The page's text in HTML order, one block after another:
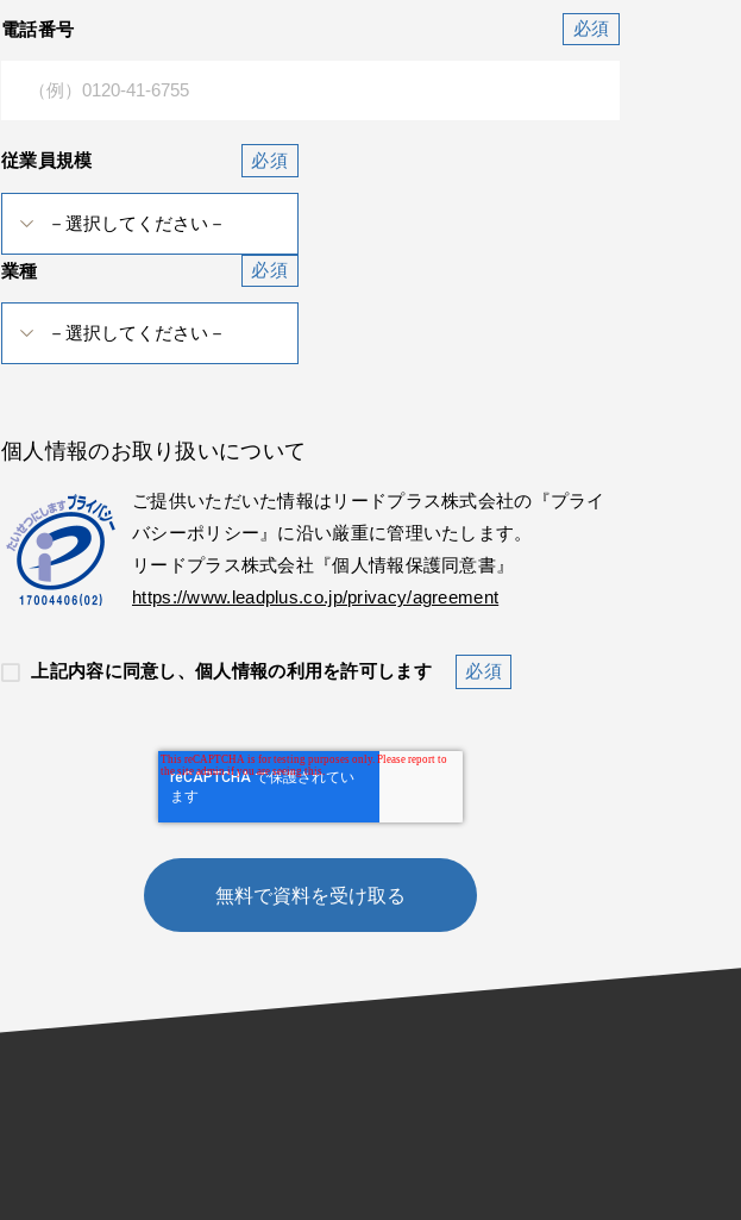
電話番号
従業員規模
業種
個人情報のお取り扱いについて
ご提供いただいた情報はリードプラス株式会社の『プライ
バシーポリシー』に沿い厳重に管理いたします。
リードプラス株式会社『個人情報保護同意書』
https://www.leadplus.co.jp/privacy/agreement
上記内容に同意し、個人情報の利用を許可します